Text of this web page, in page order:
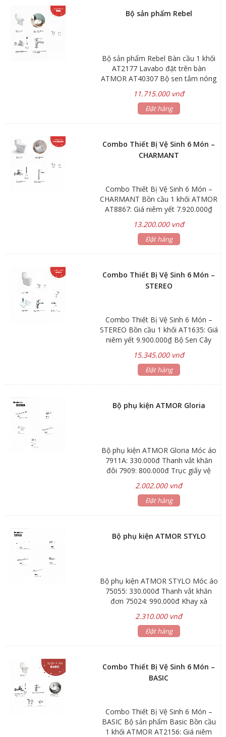
Bộ sản phẩm Rebel
Bộ sản phẩm Rebel Bàn cầu 1 khối
AT2177 Lavabo đặt trên bàn
ATMOR AT40307 Bộ sen tắm nóng
nóng lạnh ATMOR AT90803 Tặng
kèm xịt phụ AT10401 và Van T
11.715.000 vnđ
Đặt hàng
Combo Thiết Bị Vệ Sinh 6 Món –
CHARMANT
Combo Thiết Bị Vệ Sinh 6 Món –
CHARMANT Bồn cầu 1 khối ATMOR
AT8867: Giá niêm yết 7.920.000₫
AT4565: Giá niêm yết 2.970.000₫
Bộ sen tắm nóng lạnh ATMOR
ATMOR AT97003-2A: Giá niêm yết
3.630.000₫ Tặng kèm xịt phụ
AT10401, Van T AT21012 Hãng sản
13.200.000 vnđ
Đặt hàng
Combo Thiết Bị Vệ Sinh 6 Món –
STEREO
Combo Thiết Bị Vệ Sinh 6 Món –
STEREO Bồn cầu 1 khối AT1635: Giá
niêm yết 9.900.000₫ Bộ Sen Cây
AT90881: Giá niêm yết 5.610.000₫
Lavabo đặt trên bàn AT1041: Giá
AT10401, Van T AT21012 Hãng sản
15.345.000 vnđ
Đặt hàng
Bộ phụ kiện ATMOR Gloria
Bộ phụ kiện ATMOR Gloria Móc áo
7911A: 330.000đ Thanh vắt khăn
đôi 7909: 800.000đ Trục giấy vệ
7912: 396.000đ Kệ kiếng 7921:
770.000đ Bảo hành: phụ kiện 1 năm
2.002.000 vnđ
Đặt hàng
Bộ phụ kiện ATMOR STYLO
Bộ phụ kiện ATMOR STYLO Móc áo
75055: 330.000đ Thanh vắt khăn
đơn 75024: 990.000đ Khay xà
vệ sinh 75051A: 440.000đ Kệ kiếng
75091: 880.000d Thời gian bảo
2.310.000 vnđ
Đặt hàng
Combo Thiết Bị Vệ Sinh 6 Món –
BASIC
Combo Thiết Bị Vệ Sinh 6 Món –
BASIC Bộ sản phẩm Basic Bồn cầu
1 khối ATMOR AT2156: Giá niêm